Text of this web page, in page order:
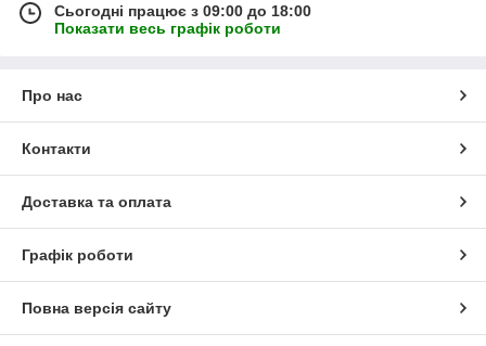
Сьогодні працює з 09:00 до 18:00
Показати весь графік роботи
Про нас
Контакти
Доставка та оплата
Графік роботи
Повна версія сайту